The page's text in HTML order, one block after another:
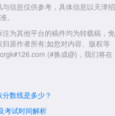
性和风险，并选择最佳的缴费时间
前缴纳学费可以避免经济负担和精
纳则存在滞纳金增加和录取结果延迟
的缴费时间，最大程度地保证自己
成人高考生都能够顺利通过考
与信息仅供参考，具体信息以天津招
。
注为其他平台的稿件均为转载稿，免
原作者所有;如您对内容、版权等
(#换成@)，我们将在
数线是多少？
考试时间解析